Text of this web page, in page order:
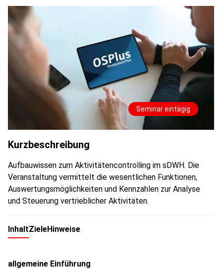
Seminar eintägig
Kurzbeschreibung
Aufbauwissen zum Aktivitätencontrolling im sDWH. Die
Veranstaltung vermittelt die wesentlichen Funktionen,
Auswertungsmöglichkeiten und Kennzahlen zur Analyse
und Steuerung vertrieblicher Aktivitäten.
InhaltZieleHinweise
allgemeine Einführung